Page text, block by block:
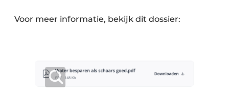
Voor meer informatie, bekijk dit dossier: